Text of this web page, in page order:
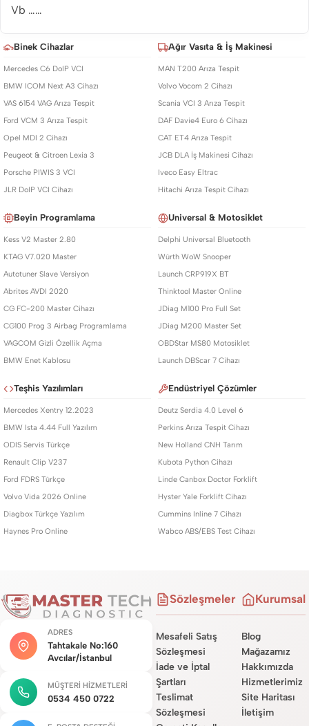
Vb ……
Binek Cihazlar
Mercedes C6 DoIP VCI
BMW ICOM Next A3 Cihazı
VAS 6154 VAG Arıza Tespit
Ford VCM 3 Arıza Tespit
Opel MDI 2 Cihazı
Peugeot & Citroen Lexia 3
Porsche PIWIS 3 VCI
JLR DoIP VCI Cihazı
Ağır Vasıta & İş Makinesi
MAN T200 Arıza Tespit
Volvo Vocom 2 Cihazı
Scania VCI 3 Arıza Tespit
DAF Davie4 Euro 6 Cihazı
CAT ET4 Arıza Tespit
JCB DLA İş Makinesi Cihazı
Iveco Easy Eltrac
Hitachi Arıza Tespit Cihazı
Beyin Programlama
Kess V2 Master 2.80
KTAG V7.020 Master
Autotuner Slave Versiyon
Abrites AVDI 2020
CG FC-200 Master Cihazı
CG100 Prog 3 Airbag Programlama
VAGCOM Gizli Özellik Açma
BMW Enet Kablosu
Universal & Motosiklet
Delphi Universal Bluetooth
Würth WoW Snooper
Launch CRP919X BT
Thinktool Master Online
JDiag M100 Pro Full Set
JDiag M200 Master Set
OBDStar MS80 Motosiklet
Launch DBScar 7 Cihazı
Teşhis Yazılımları
Mercedes Xentry 12.2023
BMW Ista 4.44 Full Yazılım
ODIS Servis Türkçe
Renault Clip V237
Ford FDRS Türkçe
Volvo Vida 2026 Online
Diagbox Türkçe Yazılım
Haynes Pro Online
Endüstriyel Çözümler
Deutz Serdia 4.0 Level 6
Perkins Arıza Tespit Cihazı
New Holland CNH Tarım
Kubota Python Cihazı
Linde Canbox Doctor Forklift
Hyster Yale Forklift Cihazı
Cummins Inline 7 Cihazı
Wabco ABS/EBS Test Cihazı
ADRES
Tahtakale No:160
Avcılar/İstanbul
MÜŞTERI HIZMETLERI
0534 450 0722
Sözleşmeler
Mesafeli Satış
Sözleşmesi
İade ve İptal
Şartları
Teslimat
Sözleşmesi
Kurumsal
Blog
Mağazamız
Hakkımızda
Hizmetlerimiz
Site Haritası
İletişim